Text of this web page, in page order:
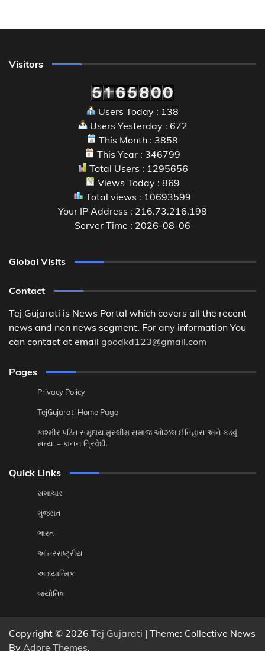
Visitors
Users Today : 138
Users Yesterday : 672
This Month : 3858
This Year : 346799
Total Users : 1295656
Views Today : 869
Total views : 10693599
Your IP Address : 216.73.216.198
Server Time : 2026-08-06
Global Visits
Contact
Tej Gujarati is News Portal which covers all the recent
news and non news segment. For any information You
can contact at email goodkd123@gmail.com
Pages
Privacy Policy
TejGujarati Home Page
કાશ્મીર પંડિત સમુદાય મુસ્લીમ સમાજ ઓઝલ ઈતિહાસ અને કડવું
સત્ય. – કાનન ત્રિવેદી.
Quick Links
સમાચાર
ગુજરાત
ભારત
આંતરરાષ્ટ્રીય
આધ્યાત્મિક
જ્યોતિષ
Copyright © 2026 Tej Gujarati | Theme: Collective News
By Adore Themes.